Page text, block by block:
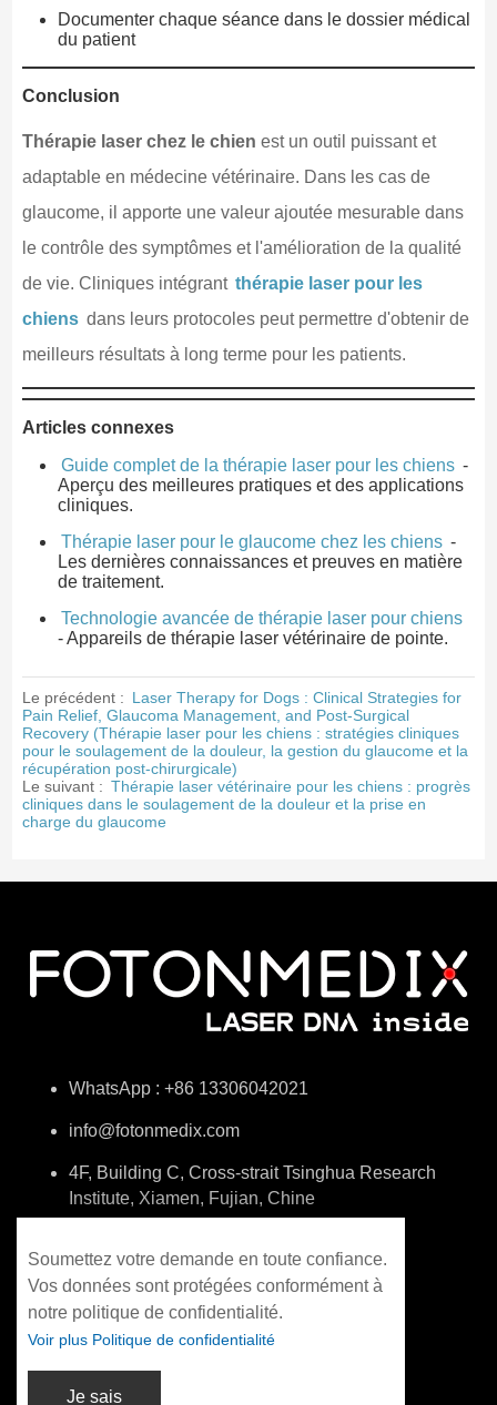
Documenter chaque séance dans le dossier médical
du patient
Conclusion
Thérapie laser chez le chien est un outil puissant et
adaptable en médecine vétérinaire. Dans les cas de
glaucome, il apporte une valeur ajoutée mesurable dans
le contrôle des symptômes et l'amélioration de la qualité
de vie. Cliniques intégrant thérapie laser pour les
chiens dans leurs protocoles peut permettre d'obtenir de
meilleurs résultats à long terme pour les patients.
Articles connexes
Guide complet de la thérapie laser pour les chiens -
Aperçu des meilleures pratiques et des applications
cliniques.
Thérapie laser pour le glaucome chez les chiens -
Les dernières connaissances et preuves en matière
de traitement.
Technologie avancée de thérapie laser pour chiens
- Appareils de thérapie laser vétérinaire de pointe.
Le précédent : Laser Therapy for Dogs : Clinical Strategies for
Pain Relief, Glaucoma Management, and Post-Surgical
Recovery (Thérapie laser pour les chiens : stratégies cliniques
pour le soulagement de la douleur, la gestion du glaucome et la
récupération post-chirurgicale)
Le suivant : Thérapie laser vétérinaire pour les chiens : progrès
cliniques dans le soulagement de la douleur et la prise en
charge du glaucome
WhatsApp : +86 13306042021
info@fotonmedix.com
4F, Building C, Cross-strait Tsinghua Research
Institute, Xiamen, Fujian, Chine
Soumettez votre demande en toute confiance.
Vos données sont protégées conformément à
notre politique de confidentialité.
Voir plus Politique de confidentialité
Je sais